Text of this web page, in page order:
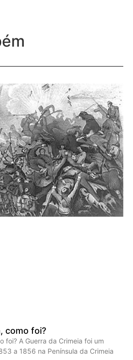
como foi?
foi? A Guerra da Crimeia foi um
a 1856 na Península da Crimeia